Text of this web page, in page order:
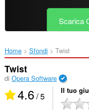
Scarica
Home Sfondi Twist‎
Twist
di Opera Software
4.6/ 5 Il tuo